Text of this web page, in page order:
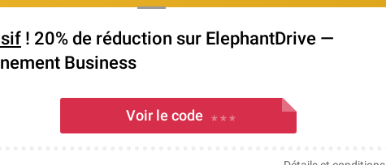
! 20% de réduction sur ElephantDrive —
Business
Voir le code * * *